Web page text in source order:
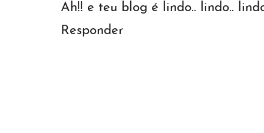
Ah!! e teu blog é lindo.. lindo..
Responder